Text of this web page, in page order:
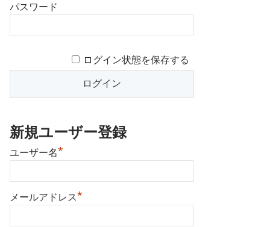
パスワード
ログイン状態を保存する
新規ユーザー登録
ユーザー名*
メールアドレス*